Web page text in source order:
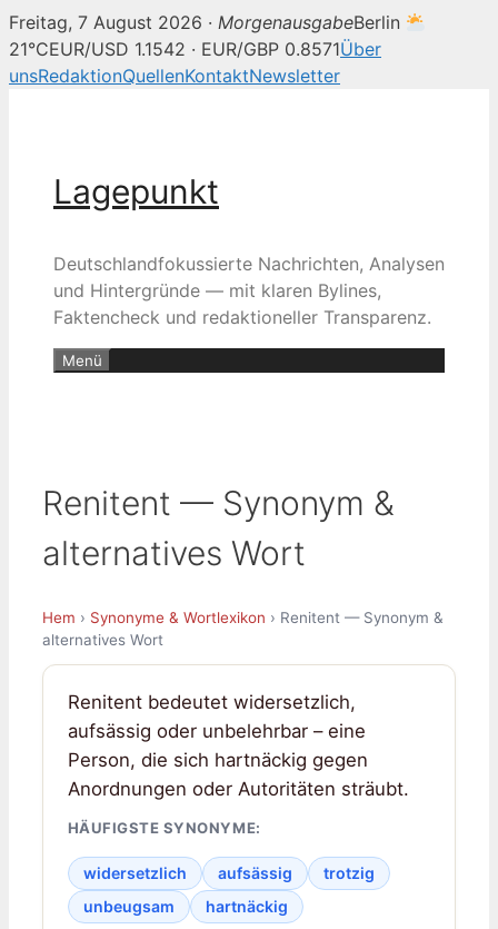
Freitag, 7 August 2026 · MorgenausgabeBerlin
21°CEUR/USD 1.1542 · EUR/GBP 0.8571Über
unsRedaktionQuellenKontaktNewsletter
Lagepunkt
Deutschlandfokussierte Nachrichten, Analysen
und Hintergründe — mit klaren Bylines,
Faktencheck und redaktioneller Transparenz.
Menü
Renitent — Synonym &
alternatives Wort
Hem › Synonyme & Wortlexikon › Renitent — Synonym &
alternatives Wort
Renitent bedeutet widersetzlich,
aufsässig oder unbelehrbar – eine
Person, die sich hartnäckig gegen
Anordnungen oder Autoritäten sträubt.
HÄUFIGSTE SYNONYME:
widersetzlich aufsässig
trotzig
unbeugsam
hartnäckig